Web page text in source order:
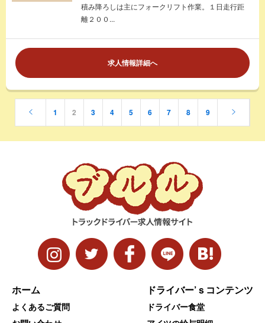
積み降ろしは主にフォークリフト作業。１日走行距
離２００...
求人情報詳細へ
1 2 3 4 5 6 7 8 9
ホーム
よくあるご質問
ドライバー’ｓコンテンツ
ドライバー食堂